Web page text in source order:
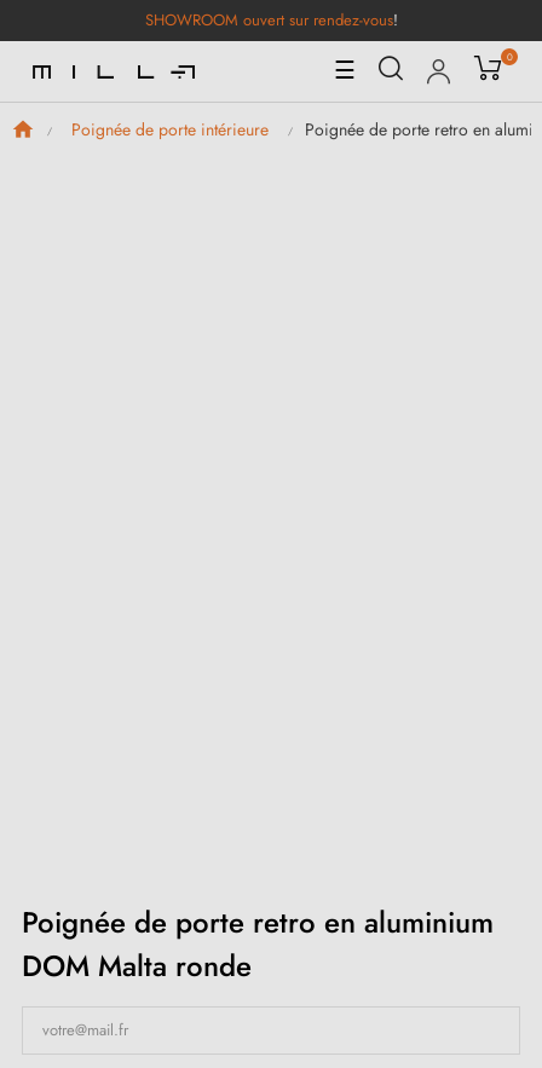
SHOWROOM ouvert sur rendez-vous!
Basculer
la
navigation
☰ 0
Poignée de porte intérieure Poignée de porte retro en
Poignée de porte retro en aluminium
DOM Malta ronde